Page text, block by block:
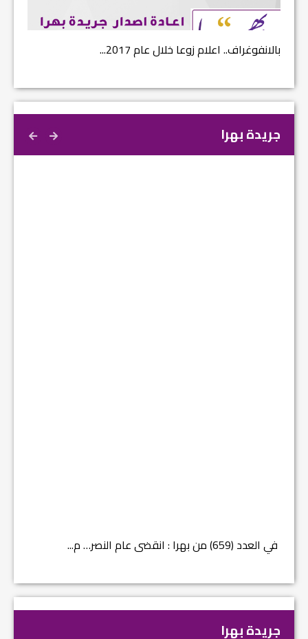
بالانفوغراف.. اعلام زوعا خلال عام 2017...
جريدة بهرا
في العدد (659) من بهرا : انقضى عام النصر… م...
جريدة بهرا